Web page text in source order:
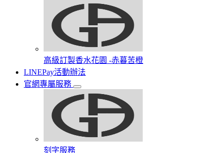
高級訂製香水花園​ -赤暮苦橙
LINEPay活動辦法
官網專屬服務
刻字服務